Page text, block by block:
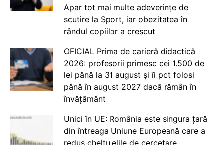
Apar tot mai multe adeverințe de
scutire la Sport, iar obezitatea în
rândul copiilor a crescut
OFICIAL Prima de carieră didactică
2026: profesorii primesc cei 1.500 de
lei până la 31 august și îi pot folosi
până în august 2027 dacă rămân în
învățământ
Unici în UE: România este singura țară
din întreaga Uniune Europeană care a
redus cheltuielile de cercetare,